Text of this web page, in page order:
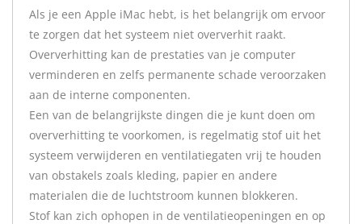
Als je een Apple iMac hebt, is het belangrijk om ervoor
te zorgen dat het systeem niet oververhit raakt.
Oververhitting kan de prestaties van je computer
verminderen en zelfs permanente schade veroorzaken
aan de interne componenten.
Een van de belangrijkste dingen die je kunt doen om
oververhitting te voorkomen, is regelmatig stof uit het
systeem verwijderen en ventilatiegaten vrij te houden
van obstakels zoals kleding, papier en andere
materialen die de luchtstroom kunnen blokkeren.
Stof kan zich ophopen in de ventilatieopeningen en op